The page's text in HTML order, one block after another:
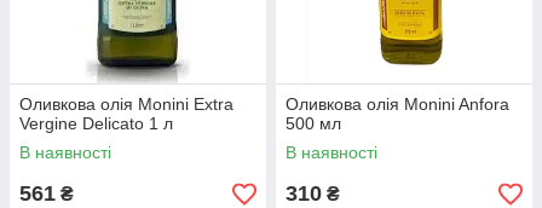
Оливкова олія Monini Extra
Vergine Delicato 1 л
В наявності
561 ₴
Оливкова олія Monini Anfora
500 мл
В наявності
310 ₴